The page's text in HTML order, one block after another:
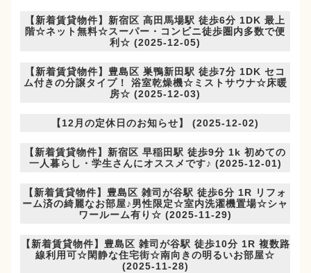
【新着賃貸物件】新宿区 高田馬場駅 徒歩6分 1DK 最上
階☆ネット無料☆スーパー・コンビニ徒歩圏内多数で便
利☆ (2025-12-05)
【新着賃貸物件】豊島区 巣鴨新田駅 徒歩7分 1DK セコ
ム付きの分譲タイプ！ 浴室乾燥機☆ミストサウナ☆床暖
房☆ (2025-12-03)
【12月の定休日のお知らせ】 (2025-12-02)
【新着賃貸物件】新宿区 早稲田駅 徒歩9分 1k 初めての
一人暮らし・学生さんにオススメです♪ (2025-12-01)
【新着賃貸物件】豊島区 雑司が谷駅 徒歩6分 1R リフォ
ーム済の綺麗なお部屋♪男性限定☆室内洗濯機置場☆シャ
ワールーム有り☆ (2025-11-29)
【新着賃貸物件】豊島区 雑司が谷駅 徒歩10分 1R 複数路
線利用可☆閑静な住宅街☆南向きの明るいお部屋☆
(2025-11-28)